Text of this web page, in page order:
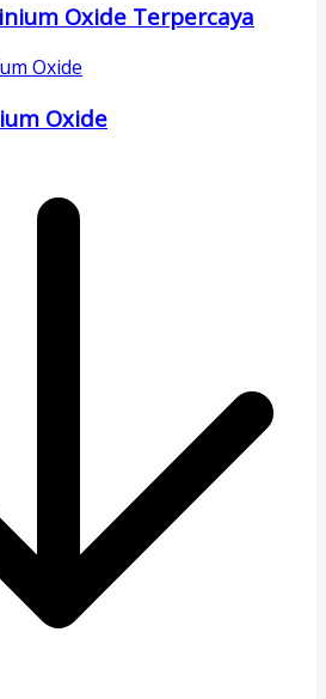
Oxide Terpercaya
Oxide